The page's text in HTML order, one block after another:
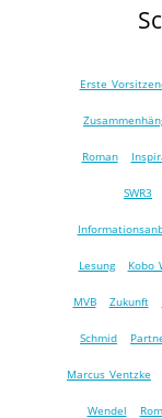
Erste
Roman
SWR3
Lesung Kobo
MVB Zukunft
Schmid
Marcus Ventzke
Wendel